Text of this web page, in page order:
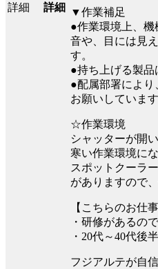
詳細
▼作業補足
●作業環境上、機
音や、目には見
す。
●持ち上げる製品
●配属部署により
お願いしています
☆作業環境
シャッターが開
寒い作業環境に
スポットクーラ
がありますので
【こちらのお仕
・研修があるの
・20代～40代後
フジアルテが自